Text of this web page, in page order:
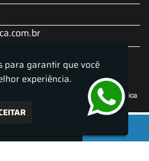
Chopeira
para garantir que você
experiência.